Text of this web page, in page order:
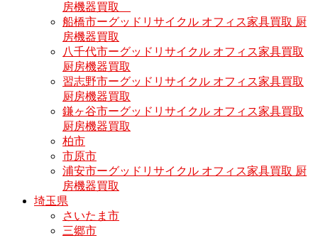
房機器買取
船橋市ーグッドリサイクル オフィス家具買取 厨
房機器買取
八千代市ーグッドリサイクル オフィス家具買取
厨房機器買取
習志野市ーグッドリサイクル オフィス家具買取
厨房機器買取
鎌ヶ谷市ーグッドリサイクル オフィス家具買取
厨房機器買取
柏市
市原市
浦安市ーグッドリサイクル オフィス家具買取 厨
房機器買取
埼玉県
さいたま市
三郷市